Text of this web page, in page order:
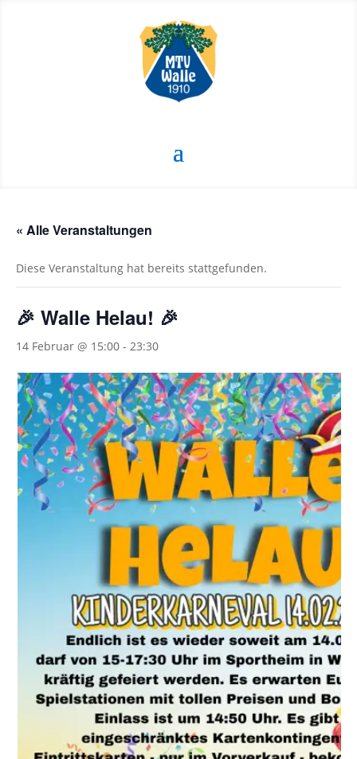
« Alle Veranstaltungen
Diese Veranstaltung hat bereits stattgefunden.
🎉 Walle Helau! 🎉
14 Februar @ 15:00 - 23:30